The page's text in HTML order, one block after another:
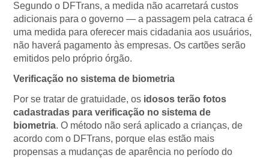
Segundo o DFTrans, a medida não acarretará custos
adicionais para o governo — a passagem pela catraca é
uma medida para oferecer mais cidadania aos usuários,
não haverá pagamento às empresas. Os cartões serão
emitidos pelo próprio órgão.
Verificação no sistema de biometria
Por se tratar de gratuidade, os idosos terão fotos
cadastradas para verificação no sistema de
biometria. O método não será aplicado a crianças, de
acordo com o DFTrans, porque elas estão mais
propensas a mudanças de aparência no período do